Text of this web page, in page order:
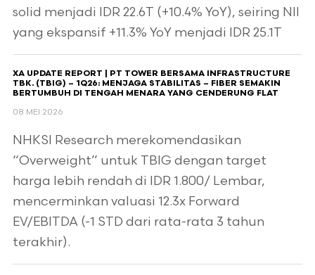
solid menjadi IDR 22.6T (+10.4% YoY), seiring NII
yang ekspansif +11.3% YoY menjadi IDR 25.1T
XA UPDATE REPORT | PT TOWER BERSAMA INFRASTRUCTURE
TBK. (TBIG) – 1Q26: MENJAGA STABILITAS – FIBER SEMAKIN
BERTUMBUH DI TENGAH MENARA YANG CENDERUNG FLAT
08 MEI 2026
NHKSI Research merekomendasikan
“Overweight” untuk TBIG dengan target
harga lebih rendah di IDR 1.800/ Lembar,
mencerminkan valuasi 12.3x Forward
EV/EBITDA (-1 STD dari rata-rata 3 tahun
terakhir).